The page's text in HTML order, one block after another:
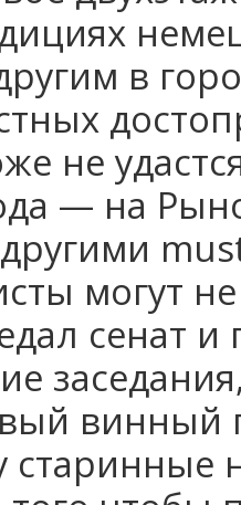
в
не
— на
другими
могут
сенат
винный
старинные